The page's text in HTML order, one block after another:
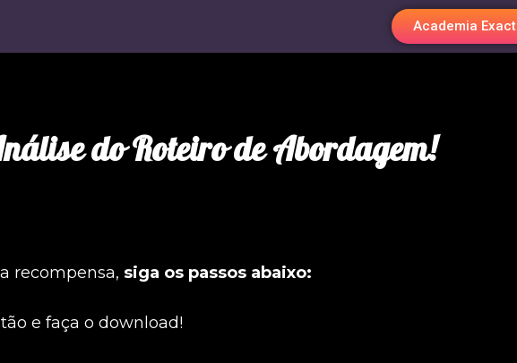
Academia Exact
do Roteiro de Abordagem!
recompensa, siga os passos abaixo:
e faça o download!